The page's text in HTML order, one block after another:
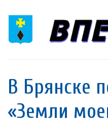
В Брянске
«Земли